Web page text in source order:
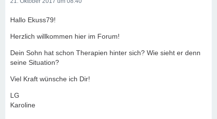
Hallo Ekuss79!
Herzlich willkommen hier im Forum!
Dein Sohn hat schon Therapien hinter sich? Wie sieht er denn
seine Situation?
Viel Kraft wünsche ich Dir!
LG
Karoline